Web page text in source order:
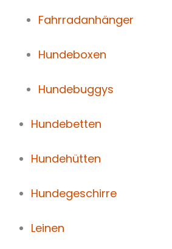
Fahrradanhänger
Hundeboxen
Hundebuggys
Hundebetten
Hundehütten
Hundegeschirre
Leinen